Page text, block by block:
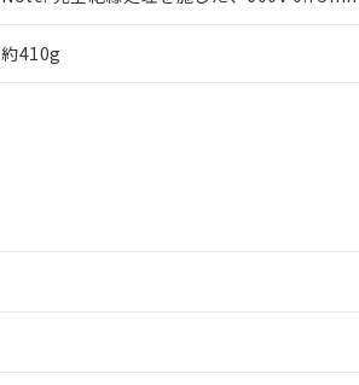
約410g